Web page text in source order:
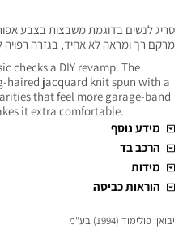
סריג לנשים בדוגמת משבצות בצבע
מרקם רך ומראה לא אחיד, בגזרה רפויה
checks a DIY revamp. The
haired jacquard knit spun with a
that feel more garage-band
it extra comfortable.
מידע נוסף
הרכב בד
מידות
הוראות כביסה
יבואן: פולימוד (1994) בע"מ